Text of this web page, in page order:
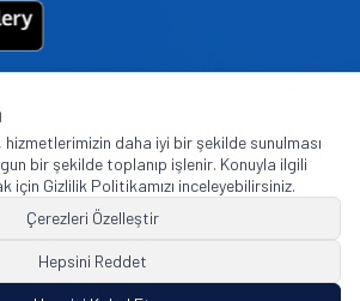
Design) are trademarks of or licensed to The Goodyear
used under license by Basbug Group Company,
2026 The Goodyear Tire & Rubber Company.
hizmetlerimizin daha iyi bir şekilde sunulması
bir şekilde toplanıp işlenir. Konuyla ilgili
için Gizlilik Politikamızı inceleyebilirsiniz.
Çerezleri Özelleştir
Hepsini Reddet